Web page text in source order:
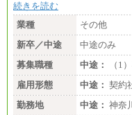
続きを読む
業種
その他
新卒／中途
中途のみ
募集職種
中途：
（1
雇用形態
中途： 契約
勤務地
中途： 神奈